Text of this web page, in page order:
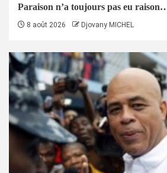
Paraison n’a toujours pas eu
8 août 2026 Djovany MICHEL